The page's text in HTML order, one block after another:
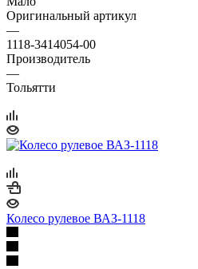
Оригинальный артикул
—
1118-3414054-00
Производитель
—
Тольятти
Колесо рулевое ВАЗ-1118